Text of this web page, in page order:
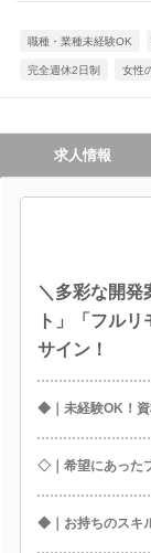
職種・業種未経験OK
完全週休2日制 女性
求人情報
＼多彩な開発
ト」「フル
サイン！
◆｜未経験OK！資
◇｜希望にあった
◆｜お持ちのスキ